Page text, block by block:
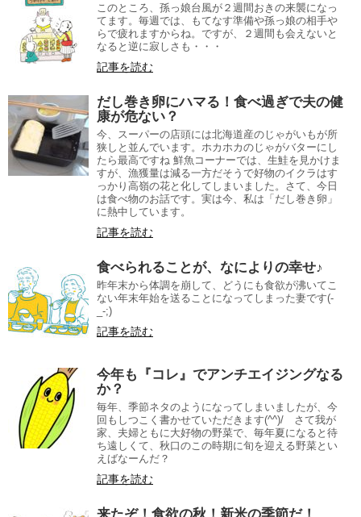
このところ、孫っ娘台風が２週間おきの来襲になっ
てます。毎週では、もてなす準備や孫っ娘の相手や
らで疲れますからね。ですが、２週間も会えないと
なると逆に寂しさも・・・
記事を読む
だし巻き卵にハマる！食べ過ぎで夫の健
康が危ない？
今、スーパーの店頭には北海道産のじゃがいもが所
狭しと並んでいます。ホカホカのじゃがバターにし
たら最高ですね 鮮魚コーナーでは、生鮭を見かけま
すが、漁獲量は減る一方だそうで好物のイクラはす
っかり高嶺の花と化してしまいました。さて、今日
は食べ物のお話です。実は今、私は「だし巻き卵」
に熱中しています。
記事を読む
食べられることが、なによりの幸せ♪
昨年末から体調を崩して、どうにも食欲が沸いてこ
ない年末年始を送ることになってしまった妻です(-
_-;)
記事を読む
今年も『コレ』でアンチエイジングなる
か？
毎年、季節ネタのようになってしまいましたが、今
回もしつこく書かせていただきます(^^)/ さて我が
家、夫婦ともに大好物の野菜で、毎年夏になると待
ち遠しくて、秋口のこの時期に旬を迎える野菜とい
えばなーんだ？
記事を読む
来たぞ！食欲の秋！新米の季節だ！